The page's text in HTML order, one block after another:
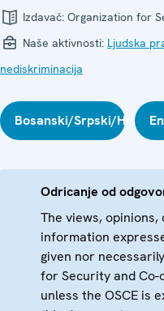
Izdavač: Organization for
Naše aktivnosti: Ljudska
nediskriminacija
Bosanski/Srpski/
Odricanje od
The views,
information
given nor
for Security and Co-
unless the OSCE is